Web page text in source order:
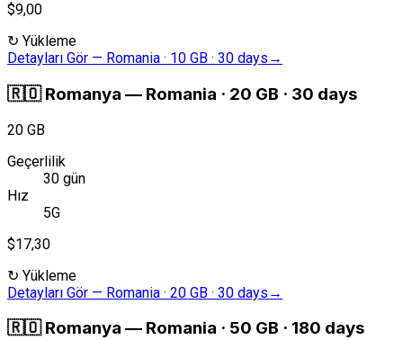
$9,00
↻ Yükleme
Detayları Gör — Romania · 10 GB · 30 days →
🇷🇴 Romanya — Romania · 20 GB · 30 days
20 GB
Geçerlilik
30 gün
Hız
5G
$17,30
↻ Yükleme
Detayları Gör — Romania · 20 GB · 30 days →
🇷🇴 Romanya — Romania · 50 GB · 180 days